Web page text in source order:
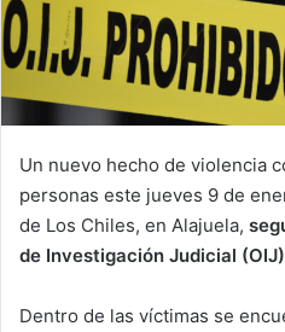
Un nuevo hecho de violencia
personas este jueves 9 de
de Los Chiles, en Alajuela,
de Investigación Judicial
Dentro de las víctimas se